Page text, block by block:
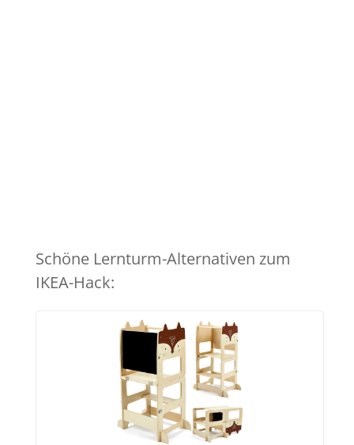
Schöne Lernturm-Alternativen zum
IKEA-Hack: